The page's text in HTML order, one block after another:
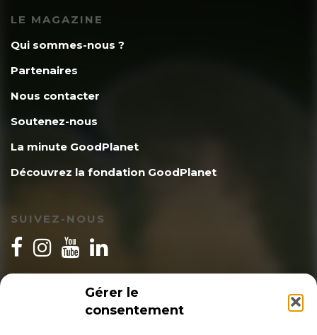
Gérer le
consentement
LE MAGAZINE
Qui sommes-nous ?
Partenaires
Nous contacter
Soutenez-nous
La minute GoodPlanet
Découvrez la fondation GoodPlanet
SUIVEZ-NOUS
INSCRIPTION NEWSLETTER